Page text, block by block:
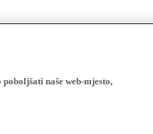
naše web-mjesto,